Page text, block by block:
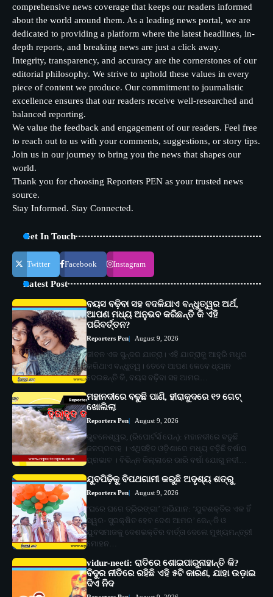
comprehensive news coverage that keeps our readers informed
about the world around them. As a leading news portal, we are
dedicated to providing a platform where the latest headlines, in-
depth reports, and breaking news are just a click away.
Integrity, transparency, and accuracy are the cornerstones of our
editorial philosophy. We strive to uphold these values in every
piece of content we produce. Our commitment to journalistic
excellence ensures that our readers receive well-researched and
balanced reporting.
We value the feedback and engagement of our readers. Feel free
to reach out to us with your comments, suggestions, or story tips.
Join us in our journey to bring you the news that shapes our
world.
Thank you for choosing Reporters PEN as your trusted news
source.
Stay Informed. Stay Connected.
Get In Touch
Twitter Facebook Instagram
Latest Post
ବୟସ ବଢ଼ିବା ସହ ବଦଳିଯାଏ ବନ୍ଧୁତ୍ୱର ଅର୍ଥ,
ଆପଣ ମଧ୍ୟ ଅନୁଭବ କରିଛନ୍ତି କି ଏହି
ପରିବର୍ତ୍ତନ?
Reporters Pen August 9, 2026
ଜୀବନ ଏକ ସୁନ୍ଦର ଯାତ୍ରା। ଏହି ଯାତ୍ରାକୁ ଆହୁରି ମଧୁର
କରିଥାଏ ବନ୍ଧୁତ୍ୱ। ତେବେ ଆପଣ କେବେ ଧ୍ୟାନ
ଦେଇଛନ୍ତି କି, ବୟସ ବଢ଼ିବା ସହ ଆମର…
ମହାନଦୀରେ ବଢୁଛି ପାଣି, ହୀରାକୁଦରେ ୧୨ ଗେଟ୍
ଖୋଲିଲା
Reporters Pen August 9, 2026
ଭୁବନେଶ୍ୱର, (ରିପୋର୍ଟର୍ସ ପେନ୍‌): ମହାନଦୀରେ ବଢୁଛି
ଜଳପ୍ରବାହ । ଏଥିସହିତ ଓଡ଼ିଶାରେ ମଧ୍ୟ ବଢ଼ିଛି ବର୍ଷାର
ପ୍ରଭାବ । ବିଭିନ୍ନ ଜିଲ୍ଲାରେ ଭାରି ବର୍ଷା ଯୋଗୁ ନଦୀ…
ଯୁବପିଢ଼ିକୁ ବିପଥଗାମୀ କରୁଛି ଅଦୃଶ୍ୟ ଶତ୍ରୁ
Reporters Pen August 9, 2026
‘ଘରେ ଘରେ ତ୍ରିରଙ୍ଗା’ ଅଭିଯାନ: ‘ଯୁବଶକ୍ତିର ଏକ ହିଁ
ସ୍ୱର- ସୁରକ୍ଷିତ ହେବ ଦେଶ ଆମର’ ଜେନ୍‌-ଜି ଓ
ଯୁବସମାଜକୁ ଦେଶଭକ୍ତିର ବାର୍ତ୍ତା ଦେଲେ ମୁଖ୍ୟମନ୍ତ୍ରୀ
ମୋହନ…
vidur-neeti: ରାତିରେ ଶୋଇପାରୁନାହାନ୍ତି କି?
ବିଦୁର ନୀତିରେ ରହିଛି ଏହି ୫ଟି କାରଣ, ଯାହା ଉଡ଼ାଇ
ଦିଏ ନିଦ